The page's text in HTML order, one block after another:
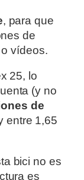
, para que
de
vídeos.
25, lo
(y no
de
entre 1,65
bici no es
es